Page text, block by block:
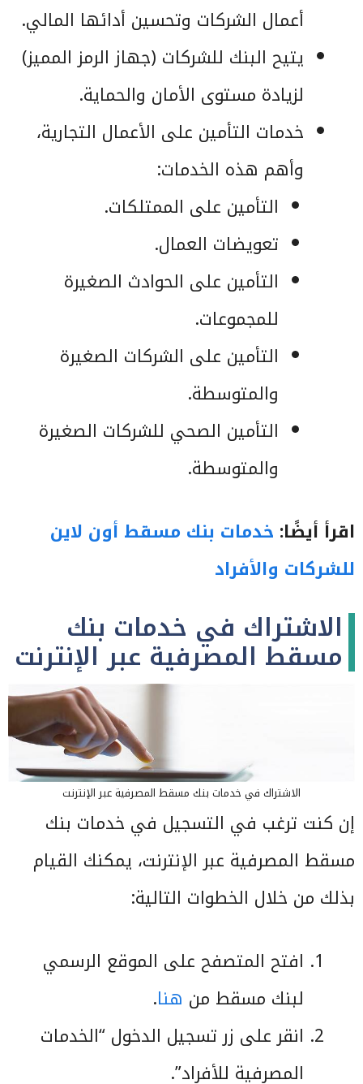
أعمال الشركات وتحسين أدائها المالي.
يتيح البنك للشركات (جهاز الرمز المميز)
لزيادة مستوى الأمان والحماية.
خدمات التأمين على الأعمال التجارية،
وأهم هذه الخدمات:
التأمين على الممتلكات.
تعويضات العمال.
التأمين على الحوادث الصغيرة
للمجموعات.
التأمين على الشركات الصغيرة
والمتوسطة.
التأمين الصحي للشركات الصغيرة
والمتوسطة.
اقرأ أيضًا: خدمات بنك مسقط أون لاين
للشركات والأفراد
الاشتراك في خدمات بنك
مسقط المصرفية عبر الإنترنت
الاشتراك في خدمات بنك مسقط المصرفية عبر الإنترنت
إن كنت ترغب في التسجيل في خدمات بنك
مسقط المصرفية عبر الإنترنت، يمكنك القيام
بذلك من خلال الخطوات التالية:
افتح المتصفح على الموقع الرسمي
لبنك مسقط من هنا.
انقر على زر تسجيل الدخول “الخدمات
المصرفية للأفراد”.